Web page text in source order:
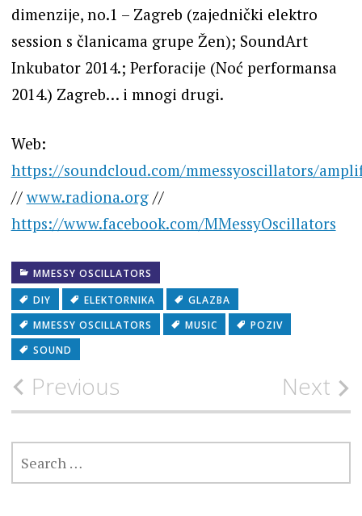
dimenzije, no.1 – Zagreb (zajednički elektro
session s članicama grupe Žen); SoundArt
Inkubator 2014.; Perforacije (Noć performansa
2014.) Zagreb… i mnogi drugi.
Web:
https://soundcloud.com/mmessyoscillators/
//www.radiona.org//
https://www.facebook.com/MMessyOscillators
MMESSY OSCILLATORS
DIY
ELEKTORNIKA
GLAZBA
MMESSY OSCILLATORS
MUSIC
POZIV
SOUND
Post
navigation
Previous Next
SEARCH
FOR: